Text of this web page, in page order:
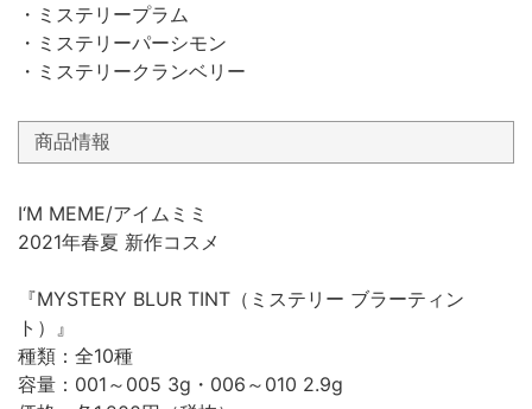
・ミステリープラム
・ミステリーパーシモン
・ミステリークランベリー
商品情報
I‘M MEME/アイムミミ
2021年春夏 新作コスメ
『MYSTERY BLUR TINT（ミステリー ブラーティン
ト）』
種類：全10種
容量：001～005 3g・006～010 2.9g